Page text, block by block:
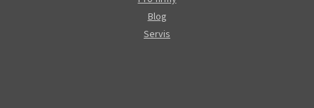
Blog
Servis